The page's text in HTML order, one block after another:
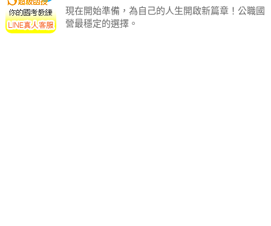
現在開始準備，為自己的人生開啟新篇章！公職國
營最穩定的選擇。